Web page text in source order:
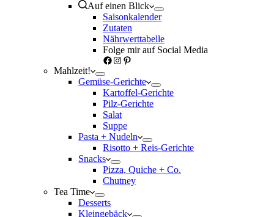
Auf einen Blick
Saisonkalender
Zutaten
Nährwerttabelle
Folge mir auf Social Media
Facebook
Instagram
Pinterest
Mahlzeit!
Gemüse-Gerichte
Kartoffel-Gerichte
Pilz-Gerichte
Salat
Suppe
Pasta + Nudeln
Risotto + Reis-Gerichte
Snacks
Pizza, Quiche + Co.
Chutney
Tea Time
Desserts
Kleingebäck